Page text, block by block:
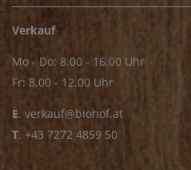
Verkauf
Mo - Do: 8.00 - 16.00 Uhr
Fr: 8.00 - 12.00 Uhr
E. verkauf@biohof.at
T. +43 7272 4859 50